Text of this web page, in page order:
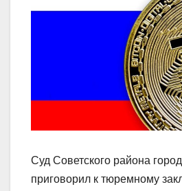
Суд Советского района
приговорил к тюремному